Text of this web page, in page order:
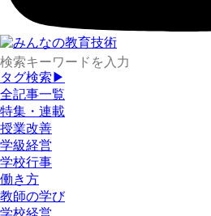
タグ検索▶
全記事一覧
特集・連載
授業改善
学級経営
学校行事
働き方
教師の学び
学校経営